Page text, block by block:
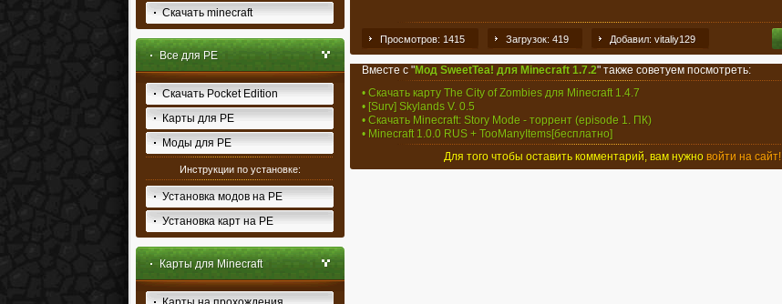
Скачать minecraft
Все для PE
Скачать Pocket Edition
Карты для PE
Моды для PE
Инструкции по установке:
Установка модов на PE
Установка карт на PE
Карты для Minecraft
Просмотров: 1415 Загрузок: 419 Добавил: vitaliy129
Вместе с "Мод SweetTea! для Minecraft 1.7.2" также советуем посмотреть:
• Скачать карту The City of Zombies для Minecraft 1.4.7
• [Surv] Skylands V. 0.5
• Скачать Minecraft: Story Mode - торрент (episode 1. ПК)
• Minecraft 1.0.0 RUS + TooManyItems[бесплатно]
Для того чтобы оставить комментарий, вам нужно войти на сайт!